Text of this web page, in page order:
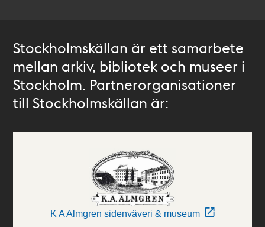
Stockholmskällan är ett samarbete
mellan arkiv, bibliotek och museer i
Stockholm. Partnerorganisationer
till Stockholmskällan är:
K A Almgren sidenväveri & museum